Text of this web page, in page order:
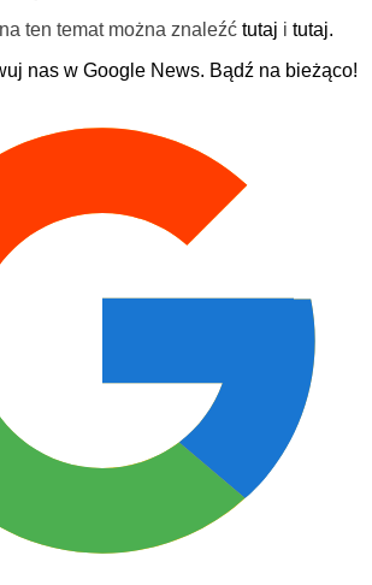
ten temat można znaleźć tutaj i tutaj.
nas w Google News. Bądź na bieżąco!